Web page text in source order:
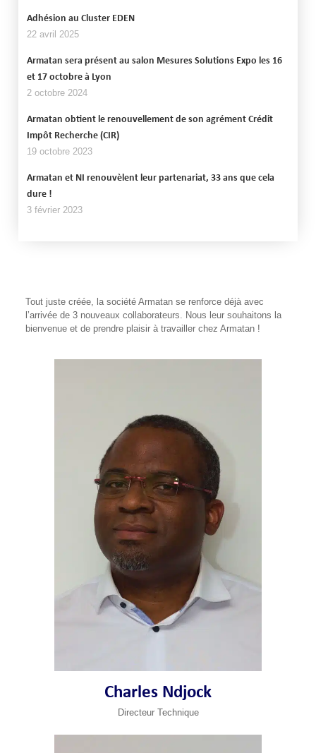
Tout juste créée, la société Armatan se renforce déjà avec
l’arrivée de 3 nouveaux collaborateurs. Nous leur souhaitons la
bienvenue et de prendre plaisir à travailler chez Armatan !
Charles Ndjock
Directeur Technique
Adhésion au Cluster EDEN
22 avril 2025
Armatan sera présent au salon Mesures Solutions Expo les 16
et 17 octobre à Lyon
2 octobre 2024
Armatan obtient le renouvellement de son agrément Crédit
Impôt Recherche (CIR)
19 octobre 2023
Armatan et NI renouvèlent leur partenariat, 33 ans que cela
dure !
3 février 2023